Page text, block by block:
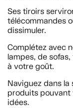
Ses tiroirs
télécommandes
dissimuler.
Complétez avec
lampes, de
à votre goût.
Naviguez dans
produits pouvant
idées.